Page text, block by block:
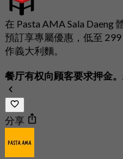
在 Pasta AMA Sala Daeng
預訂享專屬優惠，低至
作義大利麵。
餐厅有权向顾客要求押金
分享